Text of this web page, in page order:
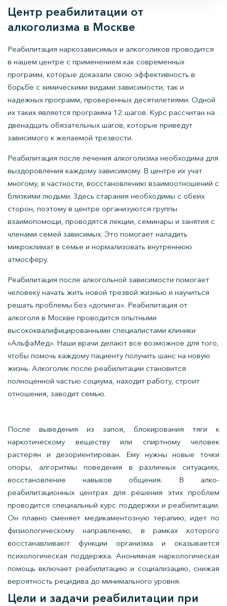
Центр реабилитации от
алкоголизма в Москве
Реабилитация наркозависимых и алкоголиков проводится
в нашем центре с применением как современных
программ, которые доказали свою эффективность в
борьбе с химическими видами зависимости, так и
надежных программ, проверенных десятилетиями. Одной
их таких является программа 12 шагов. Курс рассчитан на
двенадцать обязательных шагов, которые приведут
зависимого к желаемой трезвости.
Реабилитация после лечения алкоголизма необходима для
выздоровления каждому зависимому. В центре их учат
многому, в частности, восстановлению взаимоотношений с
близкими людьми. Здесь старания необходимы с обеих
сторон, поэтому в центре организуются группы
взаимопомощи, проводятся лекции, семинары и занятия с
членами семей зависимых. Это помогает наладить
микроклимат в семье и нормализовать внутреннюю
атмосферу.
Реабилитация после алкогольной зависимости помогает
человеку начать жить новой трезвой жизнью и научиться
решать проблемы без «допинга». Реабилитация от
алкоголя в Москве проводится опытными
высококвалифицированными специалистами клиники
«АльфаМед». Наши врачи делают все возможное для того,
чтобы помочь каждому пациенту получить шанс на новую
жизнь. Алкоголик после реабилитации становится
полноценной частью социума, находит работу, строит
отношения, заводит семью.
После выведения из запоя, блокирования тяги к
наркотическому веществу или спиртному человек
растерян и дезориентирован. Ему нужны новые точки
опоры, алгоритмы поведения в различных ситуациях,
восстановление навыков общения. В алко-
реабилитационных центрах для решения этих проблем
проводится специальный курс поддержки и реабилитации.
Он плавно сменяет медикаментозную терапию, идет по
физиологическому направлению, в рамках которого
восстанавливают функции организма и оказывается
психологическая поддержка. Анонимная наркологическая
помощь включает реабилитацию и социализацию, снижая
вероятность рецидива до минимального уровня.
Цели и задачи реабилитации при